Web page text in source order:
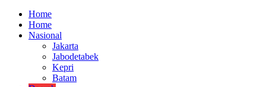
Home
Home
Nasional
Jakarta
Jabodetabek
Kepri
Batam